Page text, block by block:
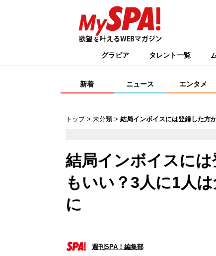
グラビア タレント一覧
新着 ニュース エンタメ
トップ 未分類
結局インボイスには登録した方
結局インボイスに
もいい？3人に1人
に
週刊SPA！編集部